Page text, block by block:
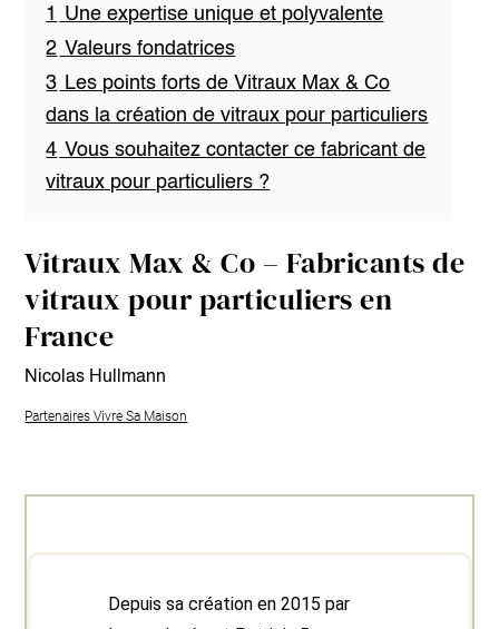
1
Une expertise unique et polyvalente
2 Valeurs fondatrices
3 Les points forts de Vitraux Max & Co
dans la création de vitraux pour particuliers
4 Vous souhaitez contacter ce fabricant de
vitraux pour particuliers ?
Vitraux Max & Co – Fabricants de
vitraux pour particuliers en
France
Nicolas Hullmann
Partenaires Vivre Sa Maison
Depuis sa création en 2015 par